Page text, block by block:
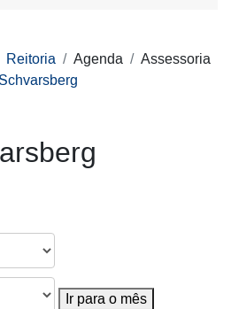
Reitoria Agenda
Assessoria
Ir para o mês